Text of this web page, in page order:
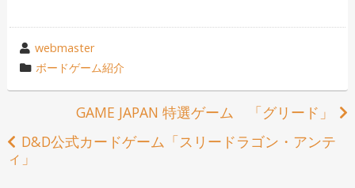
投
稿
者
webmaster
カ
テ
ー
ボードゲーム紹介
稿
GAME JAPAN 特選ゲーム 「グリード」
D&D公式カードゲーム「スリードラゴン・アンテ
ィ」